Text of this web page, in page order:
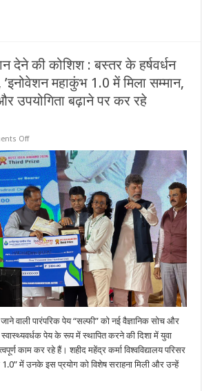
देने की कोशिश : बस्तर के हर्षवर्धन
’इनोवेशन महाकुंभ 1.0 में मिला सम्मान,
उपयोगिता बढ़ाने पर कर रहे
Offon
को
नई
पहचान
देने
की
कोशिश
:
बस्तर
के
हर्षवर्धन
का
अनोखा
प्रयोग’,
’इनोवेशन
महाकुंभ
1.0
में
मिला
सम्मान,
सल्फी
की
और
उपयोगिता
वाली पारंपरिक पेय “सल्फी” को नई वैज्ञानिक सोच और
पेय के रूप में स्थापित करने की दिशा में युवा
काम कर रहे हैं। शहीद महेंद्र कर्मा विश्वविद्यालय परिसर
में उनके इस प्रयोग को विशेष सराहना मिली और उन्हें